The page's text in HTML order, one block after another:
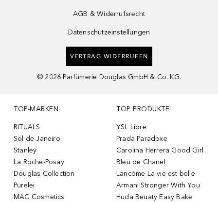
AGB & Widerrufsrecht
Datenschutzeinstellungen
VERTRAG WIDERRUFEN
© 2026 Parfümerie Douglas GmbH & Co. KG.
TOP-MARKEN
RITUALS
Sol de Janeiro
Stanley
La Roche-Posay
Douglas Collection
Purelei
MAC Cosmetics
TOP PRODUKTE
YSL Libre
Prada Paradoxe
Carolina Herrera Good Girl
Bleu de Chanel
Lancôme La vie est belle
Armani Stronger With You
Huda Beuaty Easy Bake